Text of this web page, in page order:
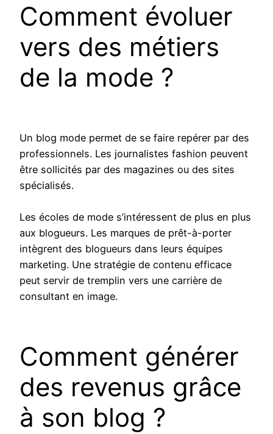
Comment évoluer
vers des métiers
de la mode ?
Un blog mode permet de se faire repérer par des
professionnels. Les journalistes fashion peuvent
être sollicités par des magazines ou des sites
spécialisés.
Les écoles de mode s’intéressent de plus en plus
aux blogueurs. Les marques de prêt-à-porter
intègrent des blogueurs dans leurs équipes
marketing. Une stratégie de contenu efficace
peut servir de tremplin vers une carrière de
consultant en image.
Comment générer
des revenus grâce
à son blog ?